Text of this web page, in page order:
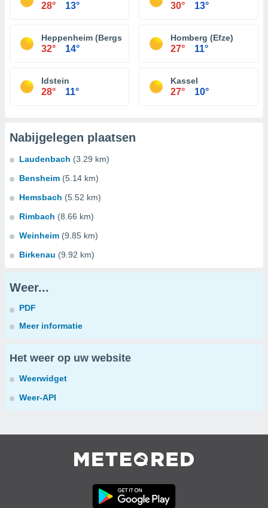
28° 13° 30° 13°
Heppenheim (Bergstraße)
32° 14°
Homberg (Efze)
27° 11°
Idstein
28° 11°
Kassel
27° 10°
Nabijgelegen plaatsen
Laudenbach (3.29 km)
Bensheim (5.14 km)
Hemsbach (5.52 km)
Rimbach (8.66 km)
Weinheim (9.85 km)
Birkenau (9.92 km)
Weer...
PDF
Meer informatie
Het weer op uw website
Weerwidget
Weer-API